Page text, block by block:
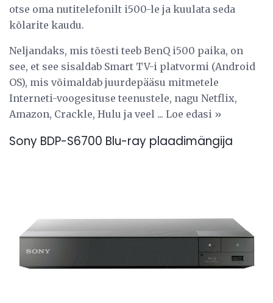
otse oma nutitelefonilt i500-le ja kuulata seda
kõlarite kaudu.
Neljandaks, mis tõesti teeb BenQ i500 paika, on
see, et see sisaldab Smart TV-i platvormi (Android
OS), mis võimaldab juurdepääsu mitmetele
Interneti-voogesituse teenustele, nagu Netflix,
Amazon, Crackle, Hulu ja veel ... Loe edasi »
Sony BDP-S6700 Blu-ray plaadimängija